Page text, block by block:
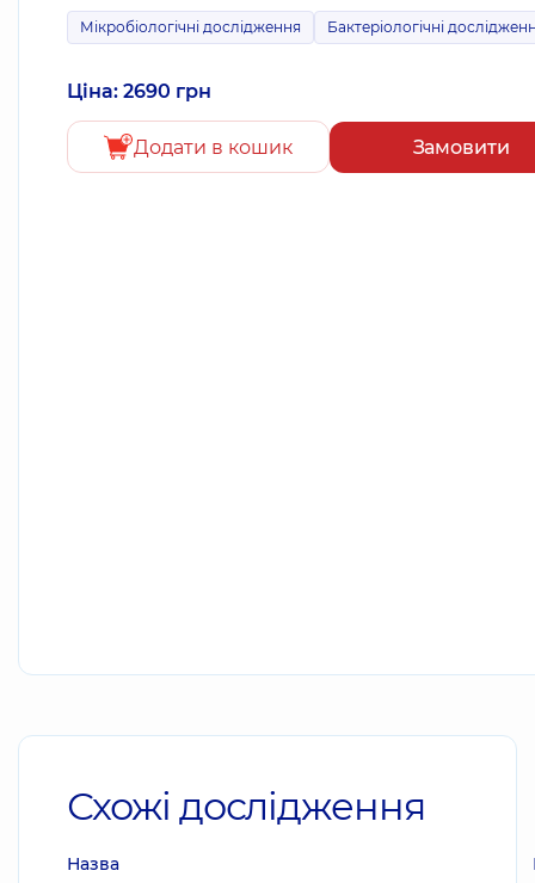
Мікробіологічні дослідження Бактеріологічні
Ціна: 2690 грн
Додати в кошик Замовити
Схожі дослідження
Назва